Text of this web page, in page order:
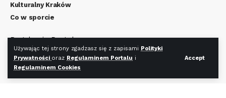
Używając tej strony zgadzasz się z zapisami Polityki
Prywatności oraz Regulaminem Portalu i
Regulaminem Cookies
Accept
Kulturalny Kraków
Co w sporcie
Regulamin Portalu
Polityka Prywatności
Regulamin Cookies